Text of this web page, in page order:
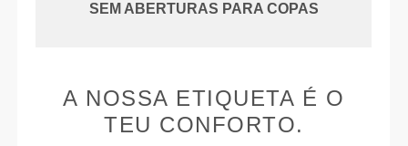
SEM ABERTURAS PARA COPAS
A NOSSA ETIQUETA É O
TEU CONFORTO.